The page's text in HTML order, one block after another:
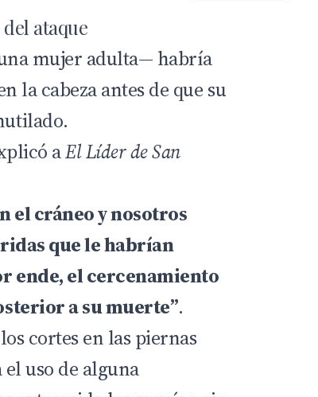
ataque
mujer adulta— habría
la cabeza antes de que su
aEl Líder de San
el cráneo y nosotros
que le habrían
ende, el cercenamiento
a su muerte”.
cortes en las piernas
uso de alguna